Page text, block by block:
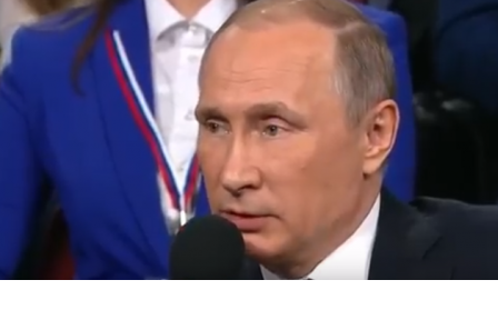
Перейти к основному содержанию